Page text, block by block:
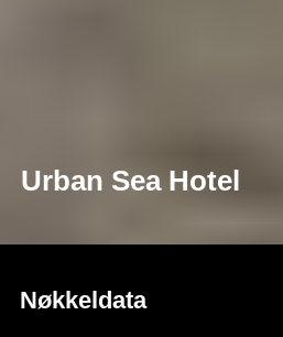
Urban Sea Hotel
Nøkkeldata